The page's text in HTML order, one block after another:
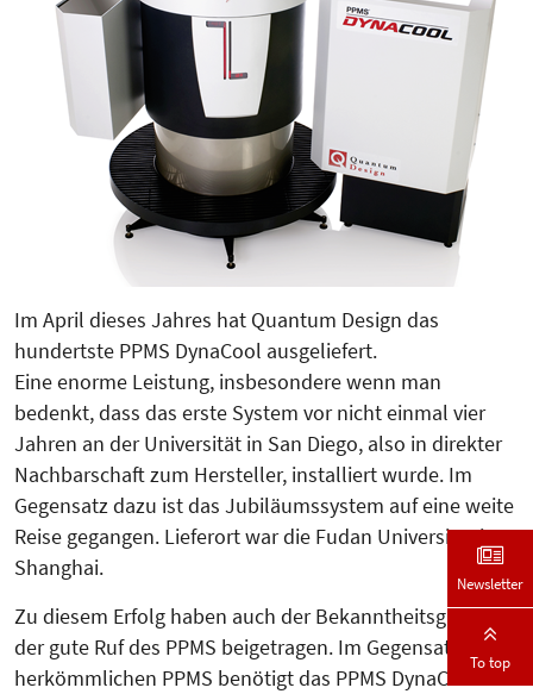
Im April dieses Jahres hat Quantum Design das
hundertste PPMS DynaCool ausgeliefert.
Eine enorme Leistung, insbesondere wenn man
bedenkt, dass das erste System vor nicht einmal vier
Jahren an der Universität in San Diego, also in direkter
Nachbarschaft zum Hersteller, installiert wurde. Im
Gegensatz dazu ist das Jubiläumssystem auf eine weite
Reise gegangen. Lieferort war die Fudan Universität in
Shanghai.
Zu diesem Erfolg haben auch der Bekanntheitsgrad und
der gute Ruf des PPMS beigetragen. Im Gegensatz zum
herkömmlichen PPMS benötigt das PPMS DynaCool
Newsletter
To top